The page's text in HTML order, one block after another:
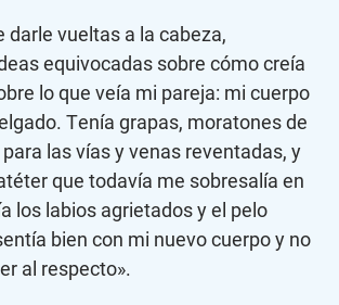
darle vueltas a la cabeza,
equivocadas sobre cómo creía
lo que veía mi pareja: mi cuerpo
Tenía grapas, moratones de
las vías y venas reventadas, y
que todavía me sobresalía en
los labios agrietados y el pelo
bien con mi nuevo cuerpo y no
al respecto».